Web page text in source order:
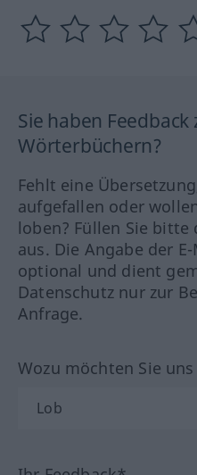
Sie haben
Wörterbüchern?
Fehlt eine
aufgefallen oder
loben? Füllen Sie bitte
aus. Die Angabe der
optional und dient
Datenschutz nur zur
Anfrage.
Wozu möchten Sie